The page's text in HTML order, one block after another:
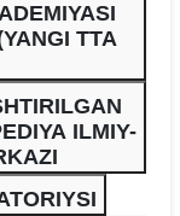
TTA
ILMIY-